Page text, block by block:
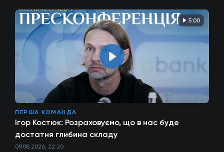
5:00
ПЕРША КОМАНДА
Ігор Костюк: Розраховуємо, що в нас буде
достатня глибина складу
09.08.2026, 22:20